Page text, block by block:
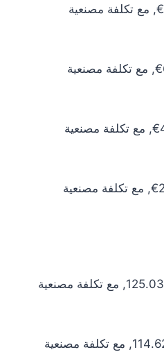
سعر الذهب عيار 18 اليوم يبلغ 71.66€ للشراء الخام و73.81€ للبيع الخام. أما مع إضافة المصنعية، فيرتفع سعر الشراء إلى 78.82€ وسعر البيع إلى 81.19€, مع تكلفة مصنعية
سعر الذهب عيار 14 اليوم يبلغ 55.73€ للشراء الخام و57.41€ للبيع الخام. أما مع إضافة المصنعية، فيرتفع سعر الشراء إلى 61.31€ وسعر البيع إلى 63.15€, مع تكلفة مصنعية
سعر الذهب عيار 10 اليوم يبلغ 39.81€ للشراء الخام و41.00€ للبيع الخام. أما مع إضافة المصنعية، فيرتفع سعر الشراء إلى 43.79€ وسعر البيع إلى 45.11€, مع تكلفة مصنعية
سعر الذهب عيار 6 اليوم يبلغ 23.89€ للشراء الخام و24.60€ للبيع الخام. أما مع إضافة المصنعية، فيرتفع سعر الشراء إلى 26.27€ وسعر البيع إلى 27.06€, مع تكلفة مصنعية
سعر الذهب عيار 24 اليوم يبلغ $110.36 للشراء الخام و$113.67 للبيع الخام. أما مع إضافة المصنعية، فيرتفع سعر الشراء إلى $121.39 وسعر البيع إلى $125.03, مع تكلفة مصنعية
سعر الذهب عيار 22 اليوم يبلغ $101.16 للشراء الخام و$104.20 للبيع الخام. أما مع إضافة المصنعية، فيرتفع سعر الشراء إلى $111.28 وسعر البيع إلى $114.62, مع تكلفة مصنعية